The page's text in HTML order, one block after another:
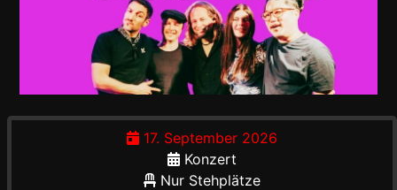
17. September 2026
Konzert
Nur Stehplätze